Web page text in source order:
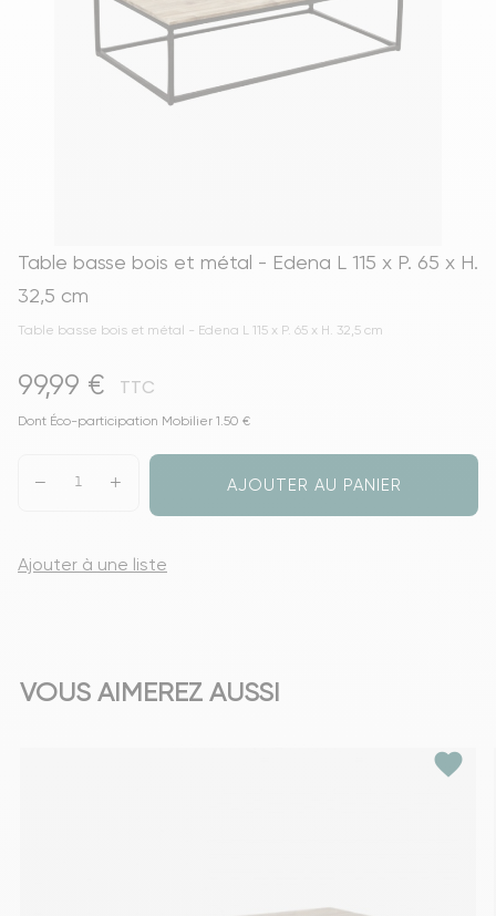
Table basse bois et métal - Edena L 115 x P. 65 x H.
32,5 cm
Table basse bois et métal - Edena L 115 x P. 65 x H. 32,5 cm
99,99 € TTC
Dont Éco-participation Mobilier 1.50 €
AJOUTER AU PANIER
Ajouter à une liste
VOUS AIMEREZ AUSSI
favorite